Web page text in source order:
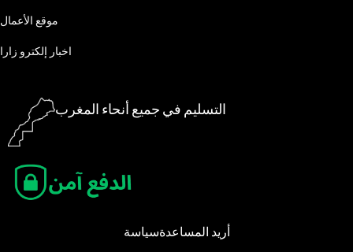
موقع الأعمال
اخبار إلكترو زارا
التسليم في جميع أنحاء المغرب
سياسةأريد المساعدة